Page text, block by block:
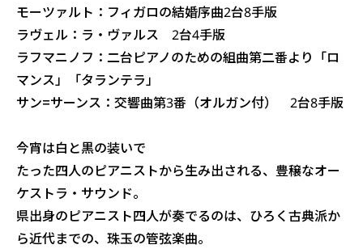
モーツァルト：フィガロの結婚序曲2台8手版
ラヴェル：ラ・ヴァルス 2台4手版
ラフマニノフ：二台ピアノのための組曲第二番より「ロ
マンス」「タランテラ」
サン=サーンス：交響曲第3番（オルガン付） 2台8手版
今宵は白と黒の装いで――
たった四人のピアニストから生み出される、豊穣なオー
ケストラ・サウンド。
県出身のピアニスト四人が奏でるのは、ひろく古典派か
ら近代までの、珠玉の管弦楽曲。